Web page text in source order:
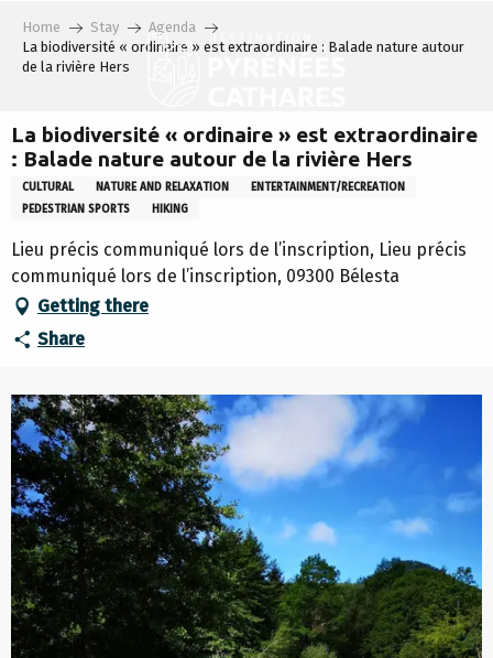
contenu
Home Stay
Agenda
La biodiversité « ordinaire » est extraordinaire : Balade nature autour
de la rivière Hers
La biodiversité « ordinaire » est extraordinaire
: Balade nature autour de la rivière Hers
CULTURAL NATURE AND RELAXATION
ENTERTAINMENT/RECREATION
PEDESTRIAN SPORTS
HIKING
Lieu précis communiqué lors de l’inscription, Lieu précis
communiqué lors de l’inscription, 09300 Bélesta
Getting there
Share